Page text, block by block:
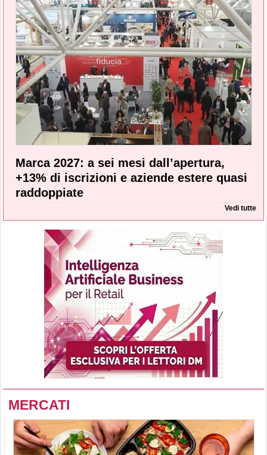
Marca 2027: a sei mesi dall’apertura,
+13% di iscrizioni e aziende estere quasi
raddoppiate
Vedi tutte
MERCATI